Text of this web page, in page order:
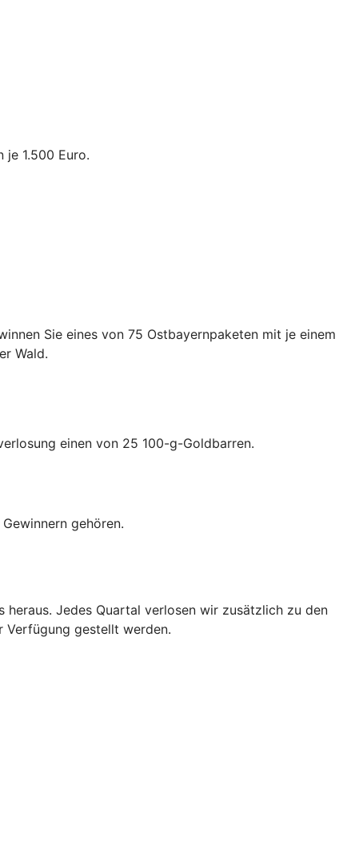
je 1.500 Euro.
Sie eines von 75 Ostbayernpaketen mit je einem
Wald.
einen von 25 100-g-Goldbarren.
gehören.
heraus. Jedes Quartal verlosen wir zusätzlich zu den
Verfügung gestellt werden.